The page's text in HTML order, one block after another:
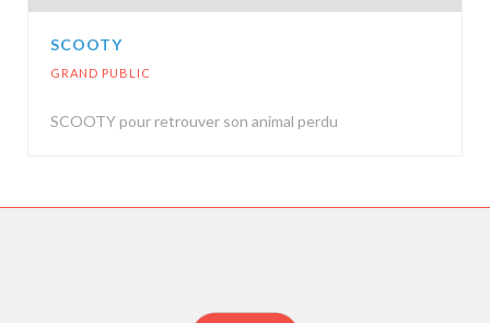
SCOOTY
GRAND PUBLIC
SCOOTY pour retrouver son animal perdu